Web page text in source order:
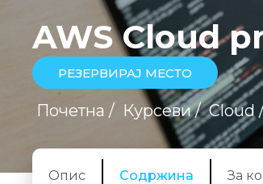
AWS Cloud
РЕЗЕРВИРАЈ МЕСТО
Почетна / Курсеви / Cloud
Опис Содржина За